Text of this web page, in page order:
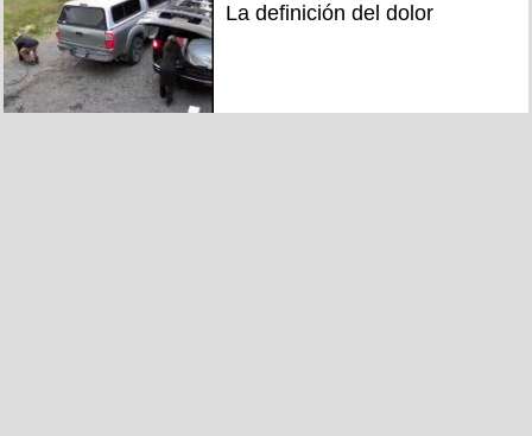
La definición del dolor